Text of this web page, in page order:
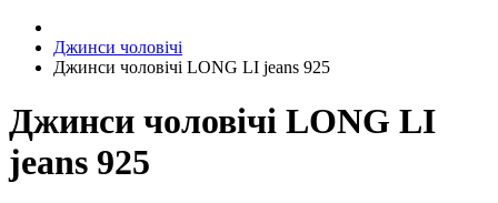
Джинси чоловічі
Джинси чоловічі LONG LI jeans 925
Джинси чоловічі LONG LI
jeans 925